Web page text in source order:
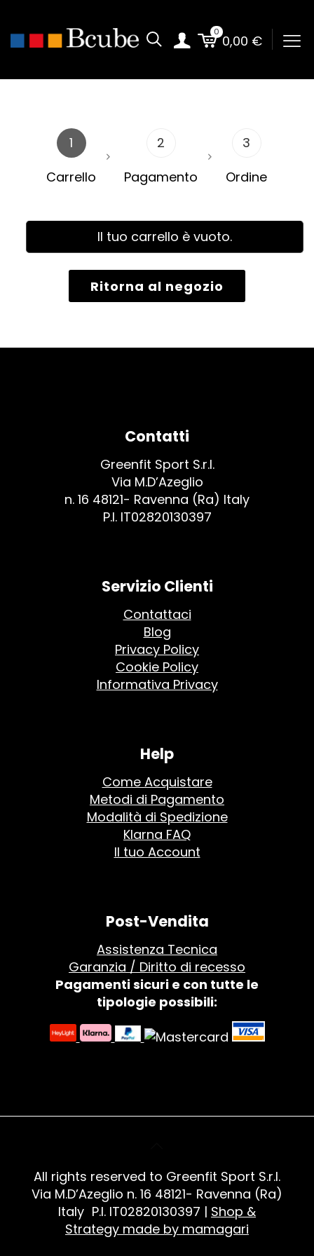
Vai alla homepage 0
0,00 €
1
Carrello
2
Pagamento
3
Ordine
Il tuo carrello è vuoto.
Ritorna al negozio
Contatti
Greenfit Sport S.r.l.
Via M.D’Azeglio
n. 16 48121- Ravenna (Ra) Italy
P.I. IT02820130397
Servizio Clienti
Contattaci
Blog
Privacy Policy
Cookie Policy
Informativa Privacy
Help
Come Acquistare
Metodi di Pagamento
Modalità di Spedizione
Klarna FAQ
Il tuo Account
Post-Vendita
Assistenza Tecnica
Garanzia / Diritto di recesso
Pagamenti sicuri e con tutte le
tipologie possibili:
All rights reserved to Greenfit Sport S.r.l.
Via M.D’Azeglio n. 16 48121- Ravenna (Ra)
Italy P.I. IT02820130397 | Shop &
Strategy made by mamagari